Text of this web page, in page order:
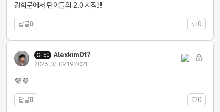
광화문에서 탄이들의 2.0 시작!!!!
답글0 0
50 AlexkimOt7
2026-07-09 19:40:21
💜💜
답글0 0